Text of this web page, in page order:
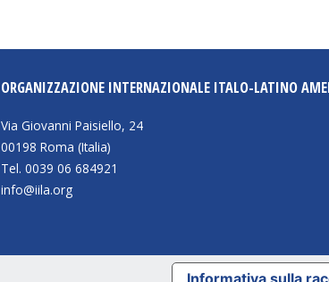
ORGANIZZAZIONE INTERNAZIONALE ITALO-LATINO
Via Giovanni Paisiello, 24
00198 Roma (Italia)
Tel. 0039 06 684921
info@iila.org
Informativa sulla